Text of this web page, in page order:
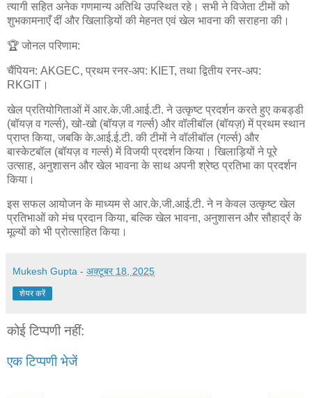
त्यागी सहित अनेक गणमान्य अतिथि उपस्थित रहे। सभी ने विजेता टीमों को
शुभकामनाएँ दीं और खिलाड़ियों की मेहनत एवं खेल भावना की सराहना की।
🏆 जोनल परिणाम:
चैंपियन: AKGEC, प्रथम रनर-अप: KIET, तथा द्वितीय रनर-अप:
RKGIT।
खेल प्रतियोगिताओं में आर.के.जी.आई.टी. ने उत्कृष्ट प्रदर्शन करते हुए कबड्डी
(बॉयज़ व गर्ल्स), खो-खो (बॉयज़ व गर्ल्स) और वॉलीबॉल (बॉयज़) में प्रथम स्थान
प्राप्त किया, जबकि के.आई.ई.टी. की टीमों ने वॉलीबॉल (गर्ल्स) और
बास्केटबॉल (बॉयज़ व गर्ल्स) में विजयी प्रदर्शन किया। खिलाड़ियों ने पूरे
उत्साह, अनुशासन और खेल भावना के साथ अपनी श्रेष्ठ प्रतिभा का प्रदर्शन
किया।
इस सफल आयोजन के माध्यम से आर.के.जी.आई.टी. ने न केवल उत्कृष्ट खेल
प्रतिभाओं को मंच प्रदान किया, बल्कि खेल भावना, अनुशासन और सौहार्द्र के
मूल्यों को भी प्रोत्साहित किया।
Mukesh Gupta - अक्टूबर 18, 2025
शेयर करें
कोई टिप्पणी नहीं:
एक टिप्पणी भेजें